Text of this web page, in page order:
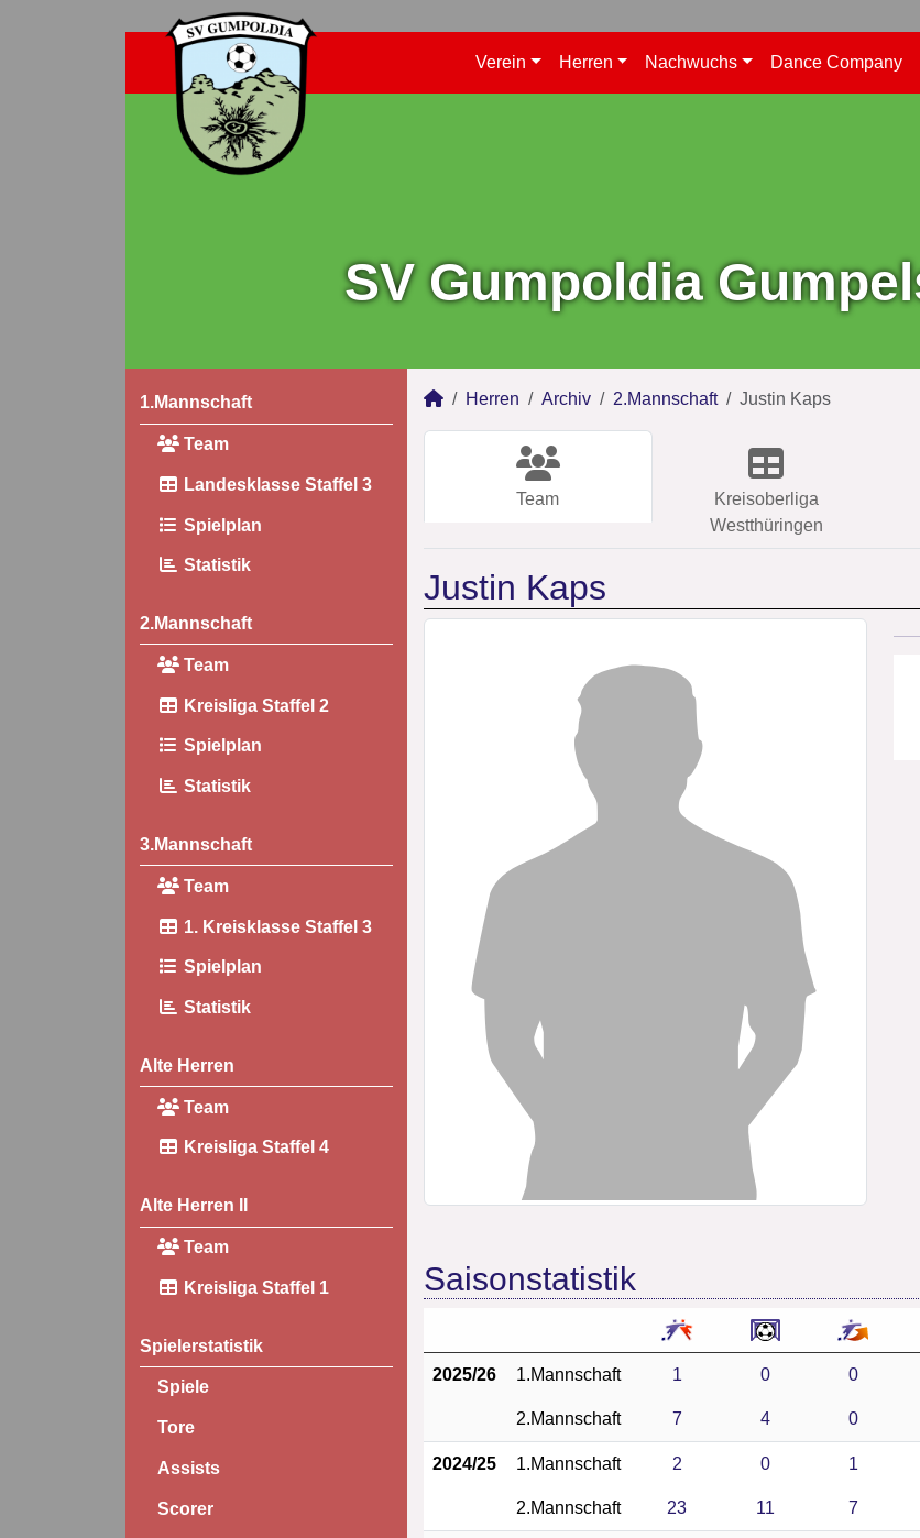
Verein Herren Nachwuchs Dance Company
SV Gumpoldia
1.Mannschaft
Team
Landesklasse Staffel 3
Spielplan
Statistik
2.Mannschaft
Team
Kreisliga Staffel 2
Spielplan
Statistik
3.Mannschaft
Team
1. Kreisklasse Staffel 3
Spielplan
Statistik
Alte Herren
Team
Kreisliga Staffel 4
Alte Herren II
Team
Kreisliga Staffel 1
Spielerstatistik
Spiele
Tore
Assists
Scorer
Herren Archiv 2.Mannschaft Justin Kaps
Team
Kreisoberliga
Westthüringen
Justin Kaps
Saisonstatistik
2025/26 1.Mannschaft 1 0 0
2.Mannschaft 7 4 0
2024/25 1.Mannschaft 2 0 1
2.Mannschaft 23 11 7